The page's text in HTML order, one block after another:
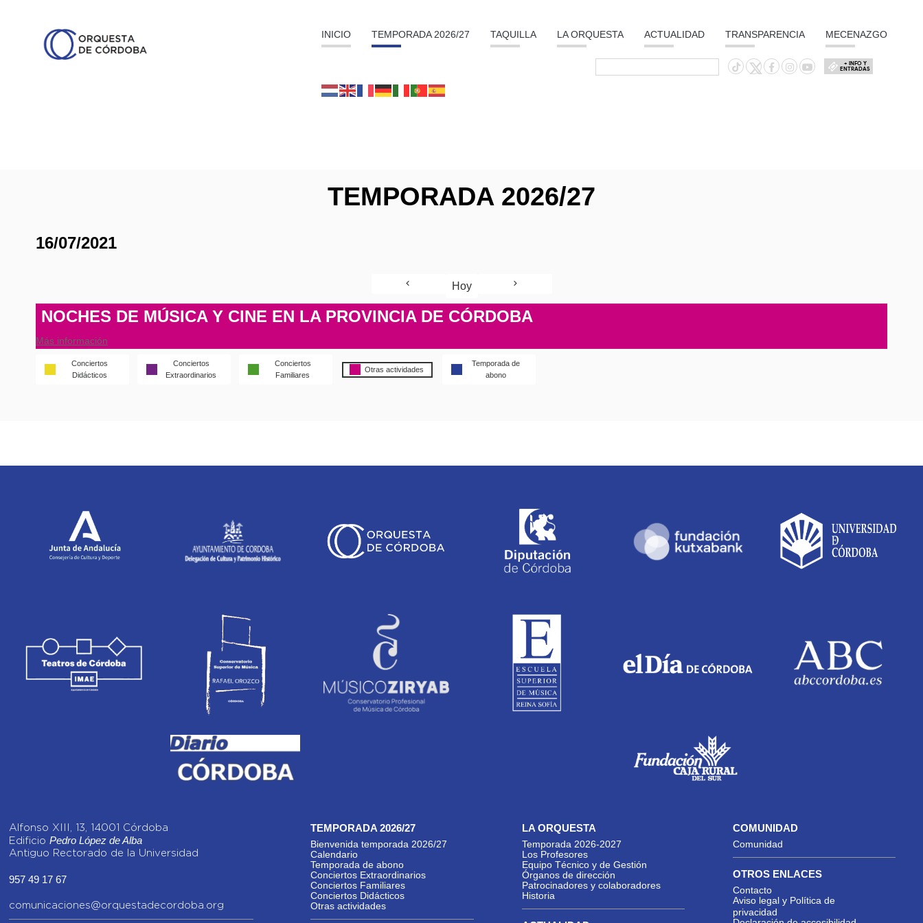
INICIO TEMPORADA 2026/27 TAQUILLA LA ORQUESTA ACTUALIDAD TRANSPARENCIA MECENAZGO
+ INFO Y
ENTRADAS
TEMPORADA 2026/27
16/07/2021
Hoy
NOCHES DE MÚSICA Y CINE EN LA PROVINCIA DE CÓRDOBA
Más información
Conciertos
Didácticos
Conciertos
Extraordinarios
Conciertos
Familiares
Otras actividades
Temporada de
abono
Alfonso XIII, 13, 14001 Córdoba
Edificio Pedro López de Alba
Antiguo Rectorado de la Universidad
957 49 17 67
comunicaciones@orquestadecordoba.org
TEMPORADA 2026/27
Bienvenida temporada 2026/27
Calendario
Temporada de abono
Conciertos Extraordinarios
Conciertos Familiares
Conciertos Didácticos
Otras actividades
LA ORQUESTA
Temporada 2026-2027
Los Profesores
Equipo Técnico y de Gestión
Órganos de dirección
Patrocinadores y colaboradores
Historia
COMUNIDAD
Comunidad
OTROS ENLACES
Contacto
Aviso legal y Política de
privacidad